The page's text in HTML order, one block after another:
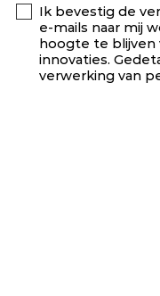
Ik bevestig de
e-mails naar mij
hoogte te blijven
innovaties.
verwerking van